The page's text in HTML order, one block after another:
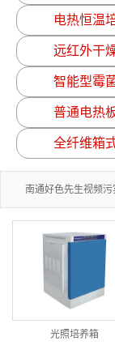
电热恒温
远红外干
智能型霉
普通电热
全纤维箱
南通好色先生视频
光照培养箱